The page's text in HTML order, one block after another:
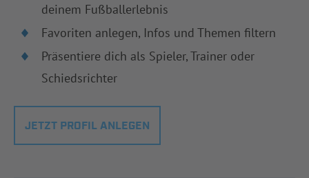
deinem Fußballerlebnis
Favoriten anlegen, Infos und Themen filtern
Präsentiere dich als Spieler, Trainer oder
Schiedsrichter
JETZT PROFIL ANLEGEN